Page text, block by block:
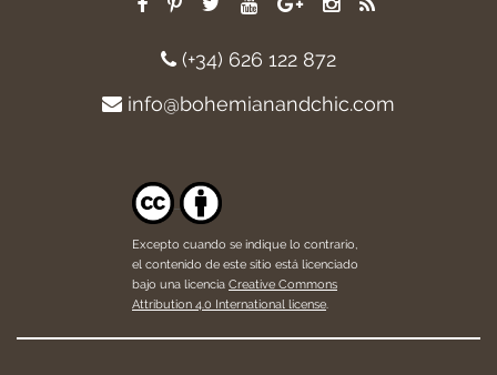
(+34) 626 122 872
info@bohemianandchic.com
Excepto cuando se indique lo contrario,
el contenido de este sitio está licenciado
bajo una licencia Creative Commons
Attribution 4.0 International license.